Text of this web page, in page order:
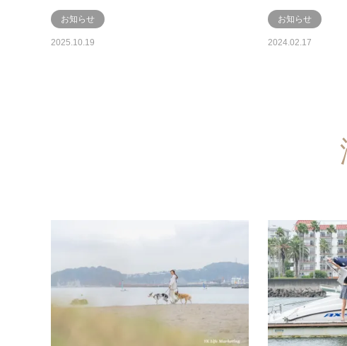
お知らせ
2025.10.19
お知らせ
2024.02.17